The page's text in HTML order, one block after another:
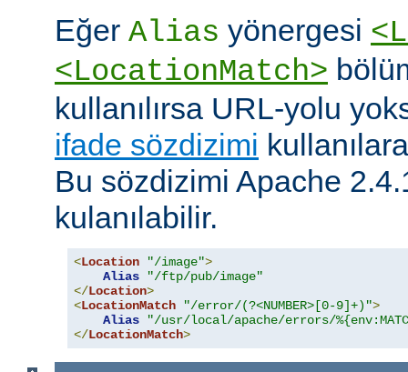
Eğer Alias yönergesi
<LocationMatch>
kullanılırsa URL-yolu
ifade sözdizimi
Bu sözdizimi Apache
kulanılabilir.
<Location "/image">
Alias
"/ftp/pub/image"
</Location>
<LocationMatch "/error/(?<NUMBER>[0-9]+)">
Alias
"/usr/local/apache/errors/
</LocationMatch>